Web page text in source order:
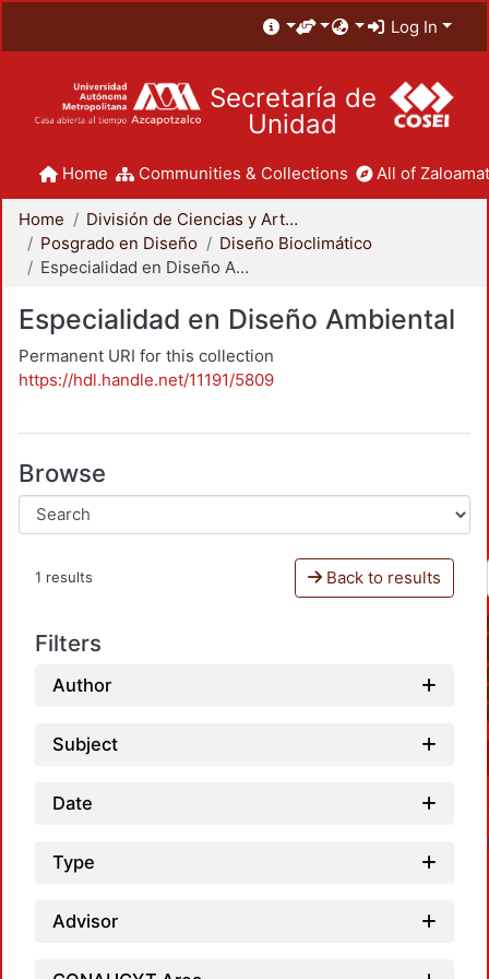
Log In
Secretaría de
Unidad
Home Communities & Collections All of
Home
División de Ciencias y Artes para el Diseño
Posgrado en Diseño
Diseño Bioclimático
Especialidad en Diseño Ambiental
Especialidad en Diseño Ambiental
Permanent URI for this collection
https://hdl.handle.net/11191/5809
Browse
1 results Back to results
Filters
Author
Subject
Date
Type
Advisor